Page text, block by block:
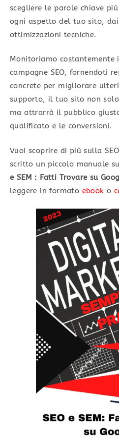
scegliere le parole chiave
ogni aspetto del tuo sito,
ottimizzazioni tecniche.
Monitoriamo
campagne SEO, fornendoti
concrete per migliorare
supporto, il tuo sito non
ma attrarrà il pubblico
qualificato e le conversioni.
Vuoi scoprire di più sulla
scritto un piccolo manuale
e SEM : Fatti Trovare su
leggere in formato ebook o